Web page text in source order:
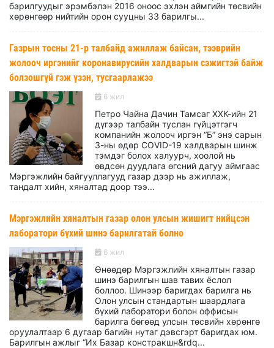
барилгуудыг эрэмбэлэн 2016 оноос эхлэн аймгийн төсвийн
хөрөнгөөр нийтийн орон сууцны 33 барилгы...
Газрын тосны 21-р талбайд ажиллаж байсан, тээврийн
жолооч иргэнийг коронавирусийн халдварын сэжигтэй байж
болзошгүй гэж үзэн, тусгаарлажээ
6 жил
Петро Чайна Дачин Тамсаг ХХК-ийн 21
дүгээр талбайн туслан гүйцэтгэгч
компанийн жолооч иргэн “Б” энэ сарын
3-ны өдөр СOVID-19 халдварын шинж
тэмдэг болох халуурч, хоолой нь
өвдсөн дуудлага өгсний дагуу аймгаас
Мэргэжлийн байгууллагууд газар дээр нь ажиллаж,
тандалт хийн, хяналтад доор тээ...
Мэргэжлийн хяналтын газар олон улсын жишигт нийцсэн
лаборатори бүхий шинэ барилгатай болно
6 жил
Өнөөдөр Мэргэжлийн хяналтын газар
шинэ барилгын шав тавих ёслол
боллоо. Шинээр баригдах барилга нь
Олон улсын стандартын шаардлага
бүхий лаборатори болон оффисын
барилга бөгөөд улсын төсвийн хөрөнгө
оруулалтаар 6 дугаар багийн нутаг дэвсгэрт баригдах юм.
Барилгын ажлыг “Их Базар констракшн&rdq...